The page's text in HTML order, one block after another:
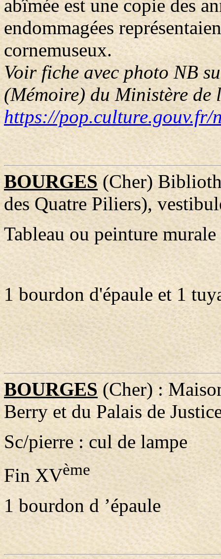
abîmée est une copie des
endommagées
cornemuseux.
Voir fiche avec photo NB
(Mémoire) du Ministère
https://pop.culture.gouv.fr/
BOURGES(Cher)
des Quatre Piliers),
Tableau ou peinture murale
1 bourdon d'épaule et 1
BOURGES(Cher) :
Berry et du Palais de
Sc/pierre : cul de lampe
Fin XVème
1 bourdon d ’épaule